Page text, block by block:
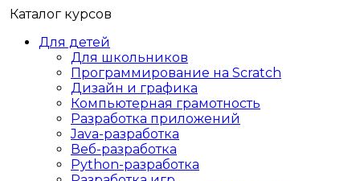
Каталог курсов
Для детей
Для школьников
Программирование на Scratch
Дизайн и графика
Компьютерная грамотность
Разработка приложений
Java-разработка
Веб-разработка
Python-разработка